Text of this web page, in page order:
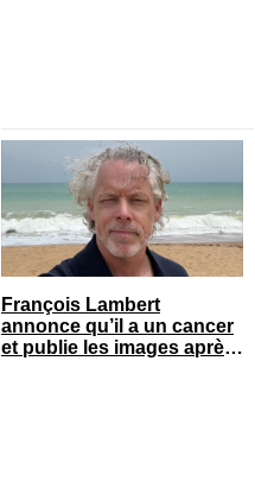
François Lambert
annonce qu’il a un cancer
et publie les images après